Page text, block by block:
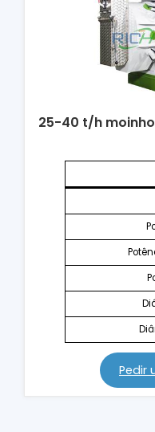
25-40 t/h
Pedir